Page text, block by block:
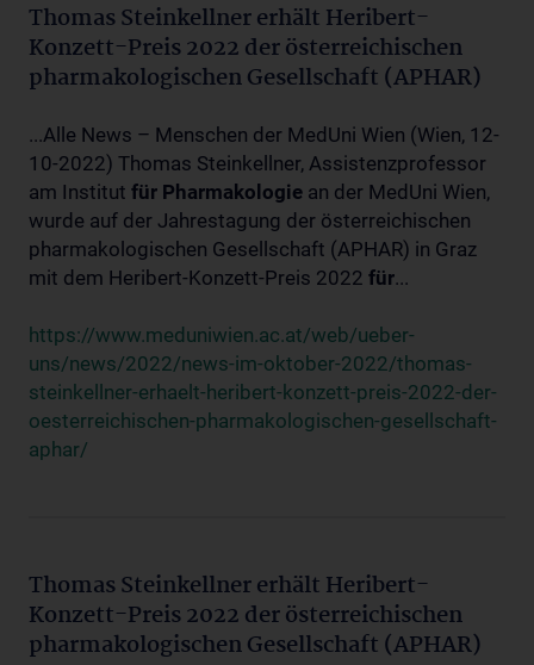
Thomas Steinkellner erhält Heribert-
Konzett-Preis 2022 der österreichischen
pharmakologischen Gesellschaft (APHAR)
...Alle News – Menschen der MedUni Wien (Wien, 12-
10-2022) Thomas Steinkellner, Assistenzprofessor
am Institut für Pharmakologie an der MedUni Wien,
wurde auf der Jahrestagung der österreichischen
pharmakologischen Gesellschaft (APHAR) in Graz
mit dem Heribert-Konzett-Preis 2022 für...
https://www.meduniwien.ac.at/web/ueber-
uns/news/2022/news-im-oktober-2022/thomas-
steinkellner-erhaelt-heribert-konzett-preis-2022-der-
oesterreichischen-pharmakologischen-gesellschaft-
aphar/
Thomas Steinkellner erhält Heribert-
Konzett-Preis 2022 der österreichischen
pharmakologischen Gesellschaft (APHAR)